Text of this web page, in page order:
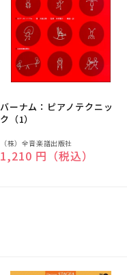
バーナム：ピアノテクニッ
ク（1）
販
売
（株）全音楽譜出版社
通常価格
1,210 円（税込）